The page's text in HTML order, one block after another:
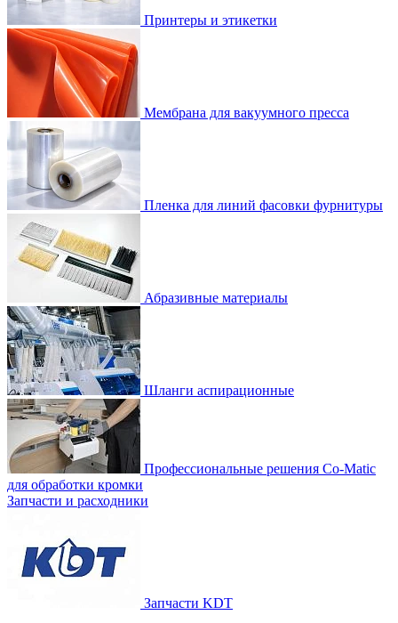
Принтеры и этикетки
Мембрана для вакуумного пресса
Пленка для линий фасовки фурнитуры
Абразивные материалы
Шланги аспирационные
Профессиональные решения Co-Matic
для обработки кромки
Запчасти и расходники
Запчасти KDT